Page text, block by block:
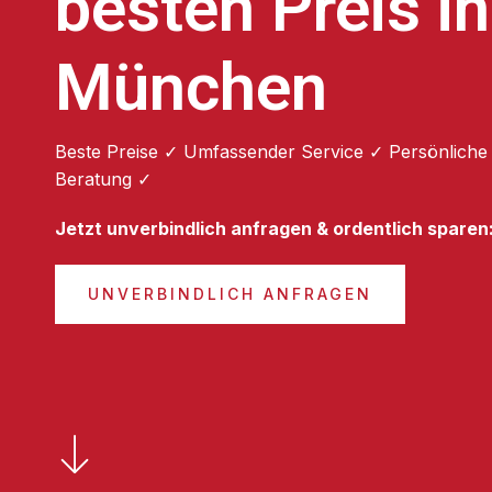
München
Beste Preise ✓ Umfassender Service ✓ Persönliche
Beratung ✓
Jetzt unverbindlich anfragen & ordentlich
UNVERBINDLICH ANFRAGEN